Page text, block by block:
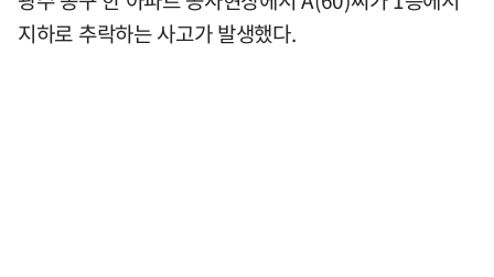
지하로 추락하는 사고가 발생했다.